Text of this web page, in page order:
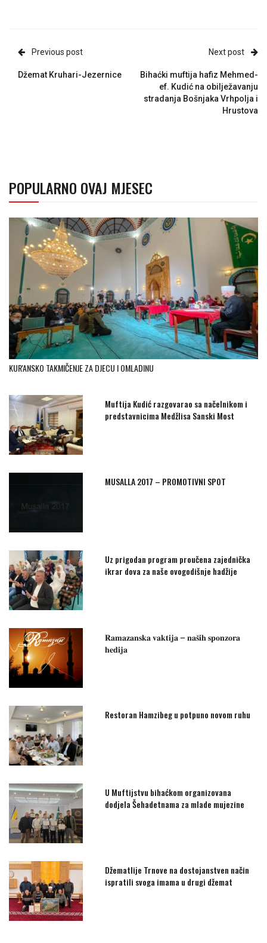
Previous post
Džemat Kruhari-Jezernice
Next post
Bihaćki muftija hafiz Mehmed-
ef. Kudić na obilježavanju
stradanja Bošnjaka Vrhpolja i
Hrustova
POPULARNO OVAJ MJESEC
KUR'ANSKO TAKMIČENJE ZA DJECU I OMLADINU
Muftija Kudić razgovarao sa načelnikom i
predstavnicima Medžlisa Sanski Most
MUSALLA 2017 – PROMOTIVNI SPOT
Uz prigodan program proučena zajednička
ikrar dova za naše ovogodišnje hadžije
𝐑𝐚𝐦𝐚𝐳𝐚𝐧𝐬𝐤𝐚 𝐯𝐚𝐤𝐭𝐢𝐣𝐚 – 𝐧𝐚𝐬̌𝐢𝐡 𝐬𝐩𝐨𝐧𝐳𝐨𝐫𝐚
𝐡𝐞𝐝𝐢𝐣𝐚
Restoran Hamzibeg u potpuno novom ruhu
U Muftijstvu bihaćkom organizovana
dodjela Šehadetnama za mlade mujezine
Džematlije Trnove na dostojanstven način
ispratili svoga imama u drugi džemat